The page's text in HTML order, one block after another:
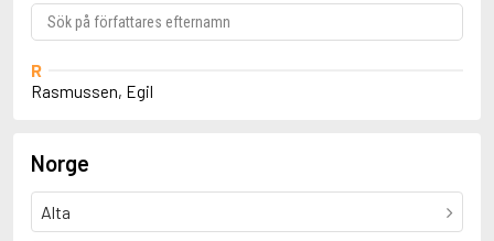
R
Rasmussen, Egil
Norge
Alta